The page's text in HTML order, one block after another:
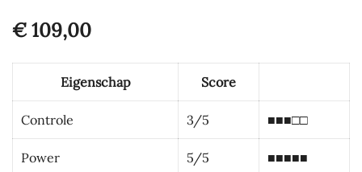
€109,00
Eigenschap Score
Controle 3/5 ■■■□□
Power 5/5 ■■■■■